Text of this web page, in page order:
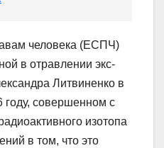
человека (ЕСПЧ)
в отравлении экс-
Литвиненко в
году, совершенном с
изотопа
в том, что это